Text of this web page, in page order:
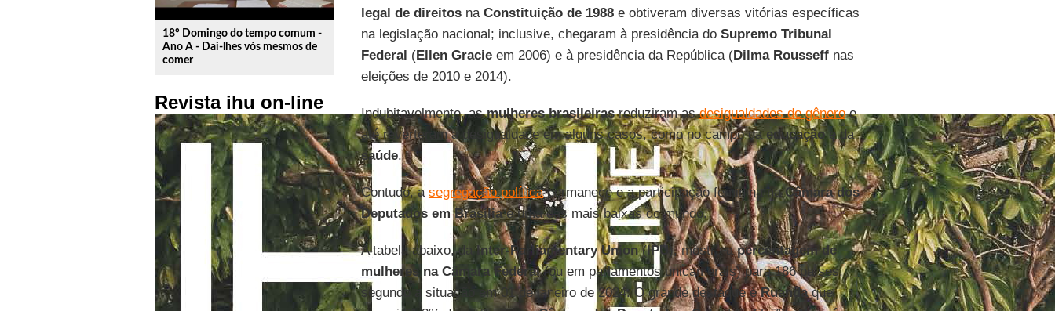
18º Domingo do tempo comum -
Ano A - Dai-lhes vós mesmos de
comer
Revista ihu on-line
legal de direitosna Constituição de 1988e obtiveram diversas vitórias específicas
na legislação nacional; inclusive, chegaram à presidência do Supremo Tribunal
Federal (Ellen Gracieem 2006) e à presidência da República (Dilma Rousseffnas
eleições de 2010 e 2014).
Indubitavelmente, asmulheres brasileirasreduziram asdesigualdades de gêneroe
até reverteram a desigualdade em alguns casos, como no campo daeducaçãoe da
saúde.
Contudo, a segregação políticapermanece e a participação feminina naCâmara dos
Deputados em Brasíliaé uma das mais baixas do mundo.
A tabela abaixo, daInter-Parliamentary Union(IPU), mostra apercentagem de
mulheres na Câmara Federal(ou em parlamentos unicamerais) para 186 países,
segundo a situação em 01 de janeiro de 2024. O grande destaque éRuandaque